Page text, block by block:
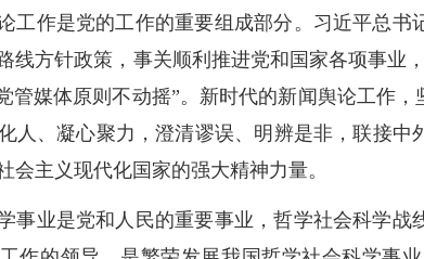
工作是党的工作的重要组成部分。习近平总
线方针政策，事关顺利推进党和国家各项事业
管媒体原则不动摇”。新时代的新闻舆论工作
人、凝心聚力，澄清谬误、明辨是非，联接
会主义现代化国家的强大精神力量。
事业是党和人民的重要事业，哲学社会科学